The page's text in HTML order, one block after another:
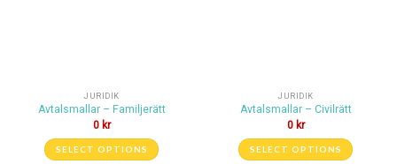
JURIDIK
Avtalsmallar – Familjerätt
0 kr
SELECT OPTIONS
JURIDIK
Avtalsmallar – Civilrätt
0 kr
SELECT OPTIONS